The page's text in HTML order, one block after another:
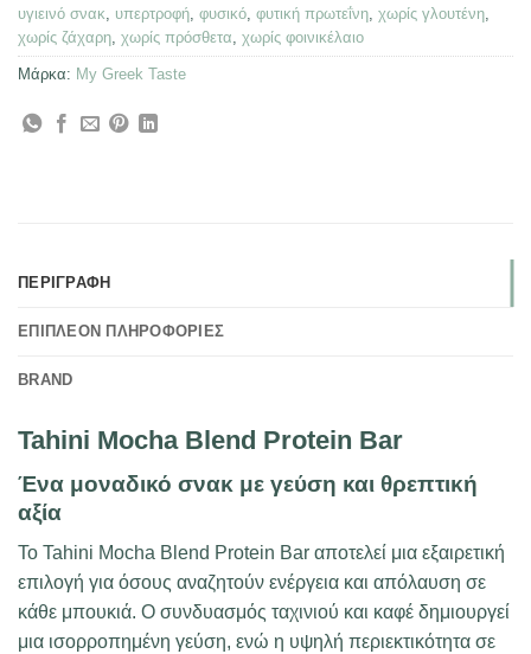
υγιεινό σνακ
υπερτροφή φυσικό φυτική πρωτεΐνη χωρίς γλουτένη
χωρίς ζάχαρη χωρίς πρόσθετα χωρίς φοινικέλαιο
Μάρκα: My Greek Taste
ΠΕΡΙΓΡΑΦΉ
ΕΠΙΠΛΈΟΝ ΠΛΗΡΟΦΟΡΊΕΣ
BRAND
Tahini Mocha Blend Protein Bar
Ένα μοναδικό σνακ με γεύση και θρεπτική
αξία
Το Tahini Mocha Blend Protein Bar αποτελεί μια εξαιρετική
επιλογή για όσους αναζητούν ενέργεια και απόλαυση σε
κάθε μπουκιά. Ο συνδυασμός ταχινιού και καφέ δημιουργεί
μια ισορροπημένη γεύση, ενώ η υψηλή περιεκτικότητα σε